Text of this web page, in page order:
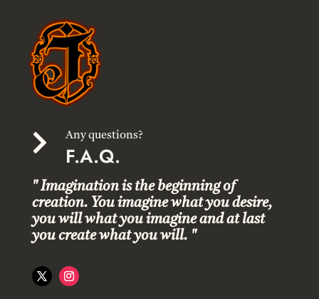
 Any questions?
F.A.Q.
" Imagination is the beginning of
creation. You imagine what you desire,
you will what you imagine and at last
you create what you will. "